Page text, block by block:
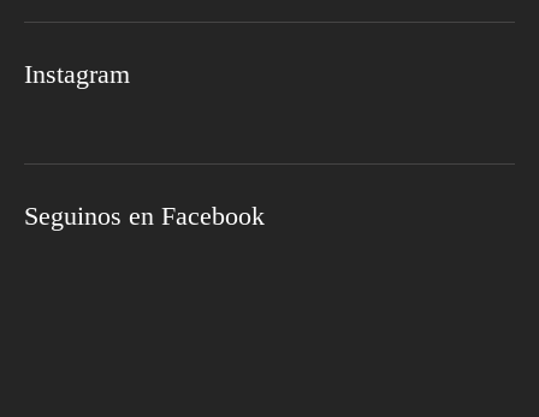
Instagram
Seguinos en Facebook